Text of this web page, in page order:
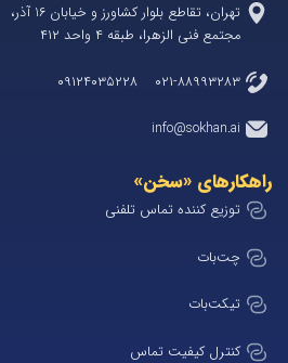
تهران، تقاطع بلوار کشاورز و خیابان 1۶ آذر،
مجتمع فنی الزهرا، طبقه ۴ واحد ۴۱۲
۰۲۱-۸۸۹۹۳۲۸۳ ۰۹۱۲۴۰۳۵۲۲۸
info@sokhan.ai
راهکارهای «سخن»
توزیع کننده تماس تلفنی
چت‌بات
تیکت‌بات
کنترل کیفیت تماس